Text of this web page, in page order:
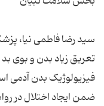
تعریق زیاد بدن و بوی
فیزیولوژیک بدن آدمی
ضمن ایجاد اختلال در